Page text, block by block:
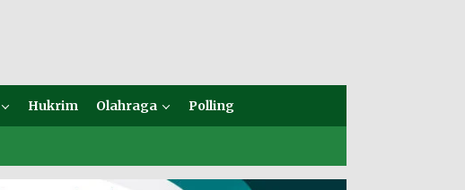
Hukrim Olahraga Polling